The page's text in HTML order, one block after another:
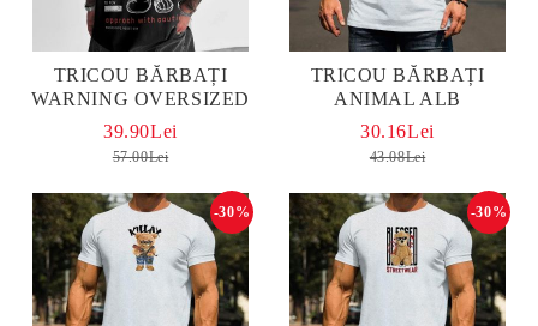
TRICOU BĂRBAȚI
WARNING OVERSIZED
39.90Lei
57.00Lei
TRICOU BĂRBAȚI
ANIMAL ALB
30.16Lei
43.08Lei
-30% -30%